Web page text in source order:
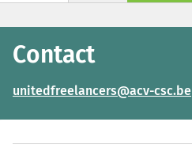
Contact
unitedfreelancers@acv-csc.be